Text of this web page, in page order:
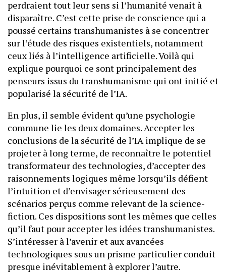
perdraient tout leur sens si l’humanité venait à
disparaître. C’est cette prise de conscience qui a
poussé certains transhumanistes à se concentrer
sur l’étude des risques existentiels, notamment
ceux liés à l’intelligence artificielle. Voilà qui
explique pourquoi ce sont principalement des
penseurs issus du transhumanisme qui ont initié et
popularisé la sécurité de l’IA.
En plus, il semble évident qu’une psychologie
commune lie les deux domaines. Accepter les
conclusions de la sécurité de l’IA implique de se
projeter à long terme, de reconnaître le potentiel
transformateur des technologies, d’accepter des
raisonnements logiques même lorsqu’ils défient
l’intuition et d’envisager sérieusement des
scénarios perçus comme relevant de la science-
fiction. Ces dispositions sont les mêmes que celles
qu’il faut pour accepter les idées transhumanistes.
S’intéresser à l’avenir et aux avancées
technologiques sous un prisme particulier conduit
presque inévitablement à explorer l’autre.